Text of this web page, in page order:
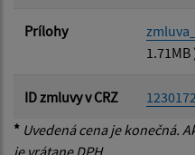
Prílohy
1.71MB
ID zmluvy v CRZ
* Uvedená cena je konečná.
je vrátane DPH.